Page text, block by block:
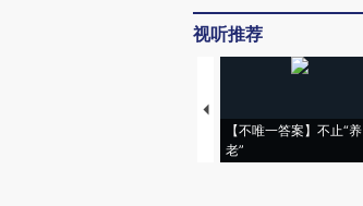
视听推荐
【不唯一答案】不止“养
老”